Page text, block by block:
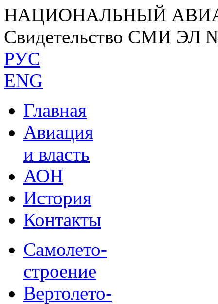
НАЦИОНАЛЬНЫЙ
Свидетельство СМИ ЭЛ
РУС
ENG
Главная
Авиация
и власть
АОН
История
Контакты
Самолето-
строение
Вертолето-